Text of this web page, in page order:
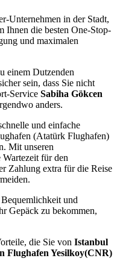
Unternehmen in der Stadt,
Ihnen die besten One-Stop-
und maximalen
einem Dutzenden
sein, dass Sie nicht
Service Sabiha Gökcen
anders.
und einfache
(Atatürk Flughafen)
Mit unseren
für den
Zahlung extra für die Reise
und
Gepäck zu bekommen,
die Sie von Istanbul
Flughafen Yesilkoy(CNR)